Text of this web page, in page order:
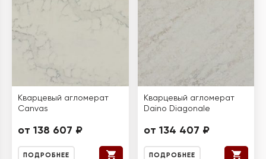
Кварцевый агломерат
Canvas
от 138 607 ₽
ПОДРОБНЕЕ
Кварцевый агломерат
Daino Diagonale
от 134 407 ₽
ПОДРОБНЕЕ